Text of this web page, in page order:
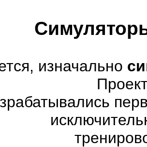
изначально